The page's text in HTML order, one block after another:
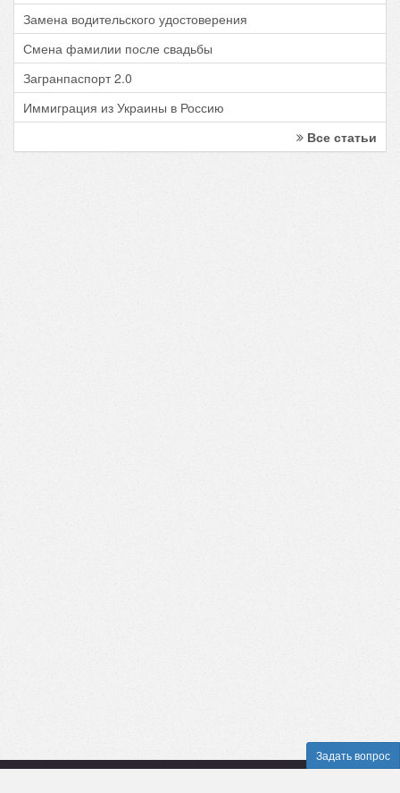
Замена водительского удостоверения
Смена фамилии после свадьбы
Загранпаспорт 2.0
Иммиграция из Украины в Россию
Все статьи
Задать вопрос